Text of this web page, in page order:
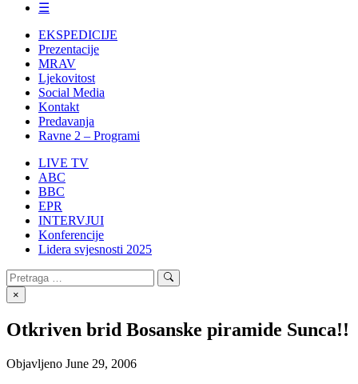
☰
EKSPEDICIJE
Prezentacije
MRAV
Ljekovitost
Social Media
Kontakt
Predavanja
Ravne 2 – Programi
LIVE TV
ABC
BBC
EPR
INTERVJUI
Konferencije
Lidera svjesnosti 2025
Search
for:
Search
×
Otkriven brid Bosanske piramide Sunca!!
Objavljeno June 29, 2006